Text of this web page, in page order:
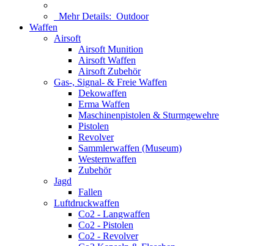
Mehr Details: Outdoor
Waffen
Airsoft
Airsoft Munition
Airsoft Waffen
Airsoft Zubehör
Gas-, Signal- & Freie Waffen
Dekowaffen
Erma Waffen
Maschinenpistolen & Sturmgewehre
Pistolen
Revolver
Sammlerwaffen (Museum)
Westernwaffen
Zubehör
Jagd
Fallen
Luftdruckwaffen
Co2 - Langwaffen
Co2 - Pistolen
Co2 - Revolver